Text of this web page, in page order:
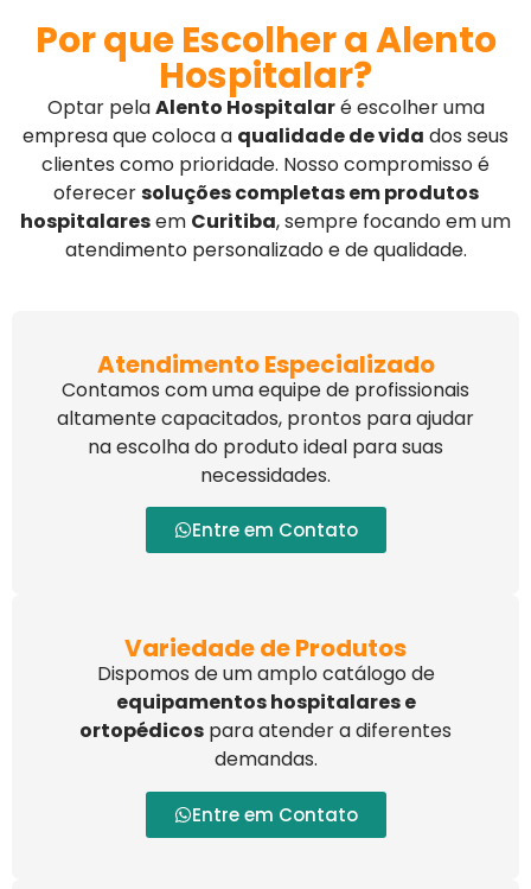
Por que Escolher a Alento
Hospitalar?
Optar pelaAlento Hospitalaré escolher uma
empresa que coloca a qualidade de vida dos seus
clientes como prioridade. Nosso compromisso é
oferecersoluções completas em produtos
hospitalaresem Curitiba, sempre focando em um
atendimento personalizado e de qualidade.
Atendimento Especializado
Contamos com uma equipe de profissionais
altamente capacitados, prontos para ajudar
na escolha do produto ideal para suas
necessidades.
Entre em Contato
Variedade de Produtos
Dispomos de um amplo catálogo de
equipamentos hospitalares e
ortopédicos para atender a diferentes
demandas.
Entre em Contato